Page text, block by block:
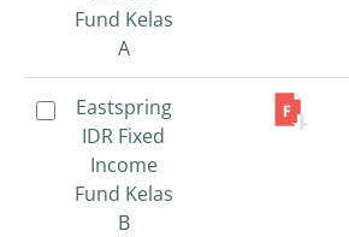
Fund Kelas
Eastspring
IDR Fixed
Income
Fund Kelas
Fund Kelas
A
Eastspring
IDR Fixed
Income
Fund Kelas
B